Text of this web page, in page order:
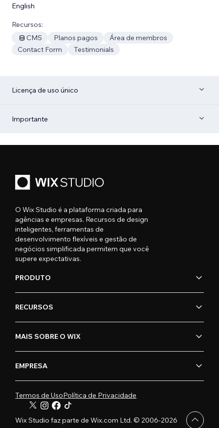
English
Recursos:
CMS
Planos pagos
Área de membros
Contact Form
Testimonials
Licença de uso único
Importante
O Wix Studio é a plataforma criada para
agências e empresas. Recursos de design
inteligentes, ferramentas de
desenvolvimento flexíveis e gestão de
negócios simplificada permitem que você
supere expectativas.
PRODUTO
RECURSOS
MAIS SOBRE O WIX
EMPRESA
Termos de UsoPolítica de Privacidade
Wix Studio faz parte de Wix.com Ltd. © 2006-2026